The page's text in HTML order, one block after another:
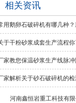
相关资讯
用鹅卵石破碎机有哪几种
于干粉砂浆成套生产流程
家教您保温砂浆生产线脉
家解析关于砂石破碎机的
河南鑫恒岩重工科技有